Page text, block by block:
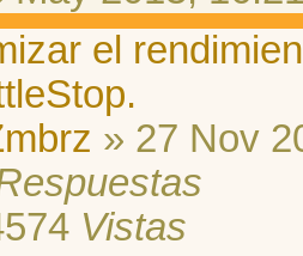
el
» 27 Nov
Vistas